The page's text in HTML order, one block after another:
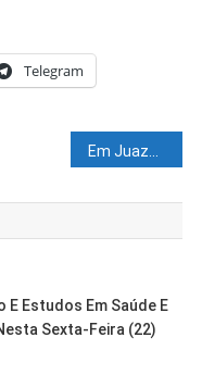
Telegram
Em Juazeiro, com ministros, Jerônimo participa de missão climática pela Caatinga
Estudos Em Saúde E
Sexta-Feira (22)